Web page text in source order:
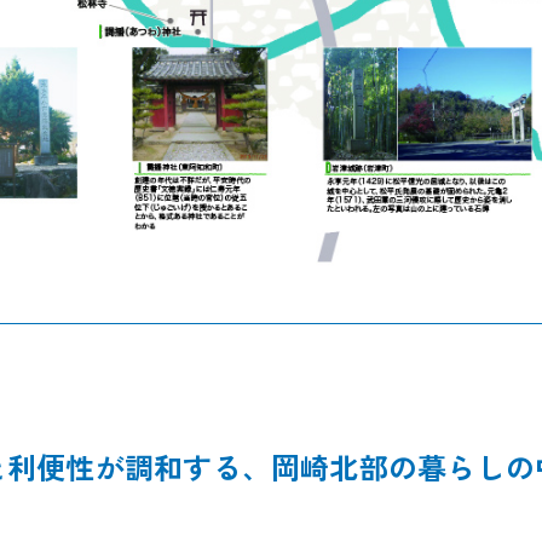
便性が調和する、岡崎北部の暮らし